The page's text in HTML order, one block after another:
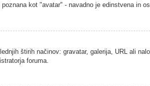
kot "avatar" - navadno je edinstvena in
štirih načinov: gravatar, galerija, URL ali
foruma.